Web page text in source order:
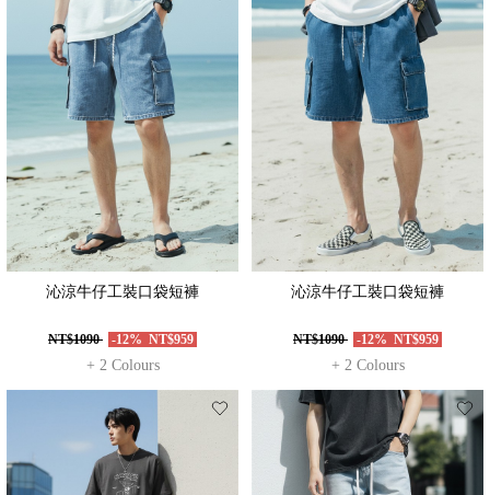
沁涼牛仔工裝口袋短褲
NT$1090 -12% NT$959
+ 2 Colours
沁涼牛仔工裝口袋短褲
NT$1090 -12% NT$959
+ 2 Colours